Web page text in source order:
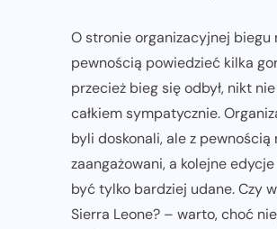
O stronie organizacyjnej biegu
pewnością powiedzieć kilka
przecież bieg się odbył, nikt nie
całkiem sympatycznie.
byli doskonali, ale z pewnością
zaangażowani, a kolejne
być tylko bardziej udane. Czy
Sierra Leone? – warto, choć